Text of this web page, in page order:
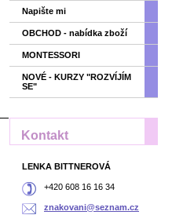
Napište mi
OBCHOD - nabídka zboží
MONTESSORI
NOVÉ - KURZY "ROZVÍJÍM
SE"
Kontakt
LENKA BITTNEROVÁ
+420 608 16 16 34
znakovani@seznam.cz